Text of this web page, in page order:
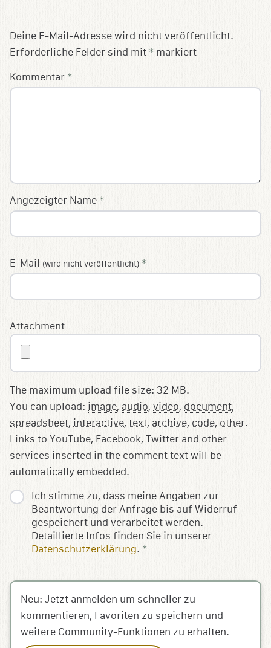
Deine E-Mail-Adresse wird nicht veröffentlicht.
Erforderliche Felder sind mit * markiert
Kommentar *
Angezeigter Name *
E-Mail (wird nicht veröffentlicht) *
Ich stimme zu, dass meine Angaben zur
Beantwortung der Anfrage bis auf Widerruf
gespeichert und verarbeitet werden.
Detaillierte Infos finden Sie in unserer
Datenschutzerklärung. *
Attachment
The maximum upload file size: 32 MB.
You can upload: image, audio, video, document,
spreadsheet, interactive, text, archive, code, other.
Links to YouTube, Facebook, Twitter and other
services inserted in the comment text will be
automatically embedded.
Neu: Jetzt anmelden um schneller zu
kommentieren, Favoriten zu speichern und
weitere Community-Funktionen zu erhalten.